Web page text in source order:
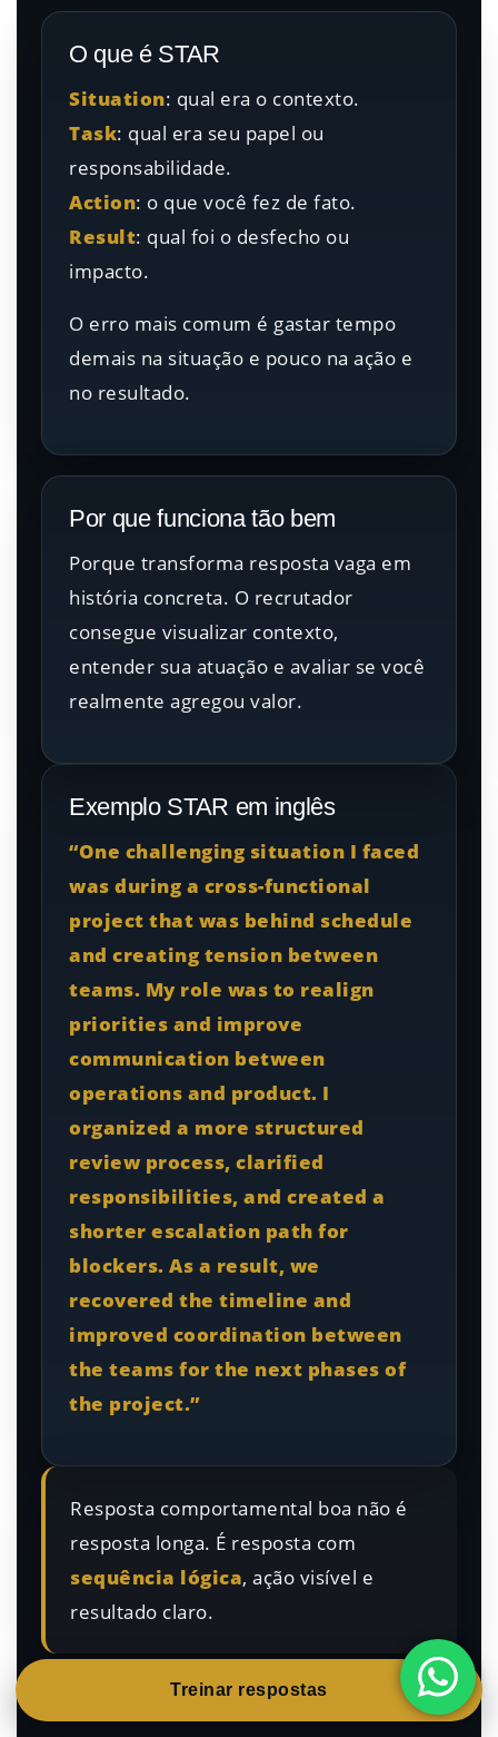
O que é STAR
Situation: qual era o contexto.
Task: qual era seu papel ou
responsabilidade.
Action: o que você fez de fato.
Result: qual foi o desfecho ou
impacto.
O erro mais comum é gastar tempo
demais na situação e pouco na ação e
no resultado.
Por que funciona tão bem
Porque transforma resposta vaga em
história concreta. O recrutador
consegue visualizar contexto,
entender sua atuação e avaliar se você
realmente agregou valor.
Exemplo STAR em inglês
“One challenging situation I faced
was during a cross-functional
project that was behind schedule
and creating tension between
teams. My role was to realign
priorities and improve
communication between
operations and product. I
organized a more structured
review process, clarified
responsibilities, and created a
shorter escalation path for
blockers. As a result, we
recovered the timeline and
improved coordination between
the teams for the next phases of
the project.”
Resposta comportamental boa não é
resposta longa. É resposta com
sequência lógica, ação visível e
resultado claro.
Treinar respostas